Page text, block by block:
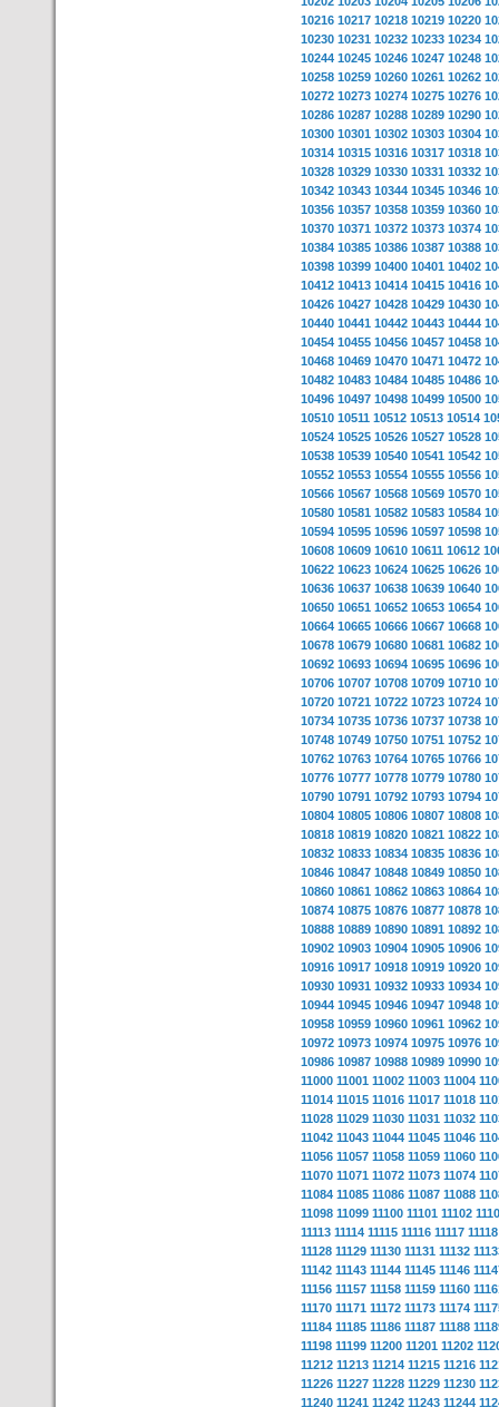
10216 10217 10218 10219 10220
10230 10231 10232 10233 10234
10244 10245 10246 10247 10248
10258 10259 10260 10261 10262
10272 10273 10274 10275 10276
10286 10287 10288 10289 10290
10300 10301 10302 10303 10304
10314 10315 10316 10317 10318
10328 10329 10330 10331 10332
10342 10343 10344 10345 10346
10356 10357 10358 10359 10360
10370 10371 10372 10373 10374
10384 10385 10386 10387 10388
10398 10399 10400 10401 10402
10412 10413 10414 10415 10416
10426 10427 10428 10429 10430
10440 10441 10442 10443 10444
10454 10455 10456 10457 10458
10468 10469 10470 10471 10472
10482 10483 10484 10485 10486
10496 10497 10498 10499 10500
10510 10511 10512 10513 10514
10524 10525 10526 10527 10528
10538 10539 10540 10541 10542
10552 10553 10554 10555 10556
10566 10567 10568 10569 10570
10580 10581 10582 10583 10584
10594 10595 10596 10597 10598
10608 10609 10610 10611 10612
10622 10623 10624 10625 10626
10636 10637 10638 10639 10640
10650 10651 10652 10653 10654
10664 10665 10666 10667 10668
10678 10679 10680 10681 10682
10692 10693 10694 10695 10696
10706 10707 10708 10709 10710
10720 10721 10722 10723 10724
10734 10735 10736 10737 10738
10748 10749 10750 10751 10752
10762 10763 10764 10765 10766
10776 10777 10778 10779 10780
10790 10791 10792 10793 10794
10804 10805 10806 10807 10808
10818 10819 10820 10821 10822
10832 10833 10834 10835 10836
10846 10847 10848 10849 10850
10860 10861 10862 10863 10864
10874 10875 10876 10877 10878
10888 10889 10890 10891 10892
10902 10903 10904 10905 10906
10916 10917 10918 10919 10920
10930 10931 10932 10933 10934
10944 10945 10946 10947 10948
10958 10959 10960 10961 10962
10972 10973 10974 10975 10976
10986 10987 10988 10989 10990
11000 11001 11002 11003 11004
11014 11015 11016 11017 11018
11028 11029 11030 11031 11032
11042 11043 11044 11045 11046
11056 11057 11058 11059 11060
11070 11071 11072 11073 11074
11084 11085 11086 11087 11088
11098 11099 11100 11101 11102
11113 11114 11115 11116 11117 11118
11128 11129 11130 11131 11132
11142 11143 11144 11145 11146
11156 11157 11158 11159 11160
11170 11171 11172 11173 11174
11184 11185 11186 11187 11188
11198 11199 11200 11201 11202
11212 11213 11214 11215 11216
11226 11227 11228 11229 11230
11240 11241 11242 11243 11244